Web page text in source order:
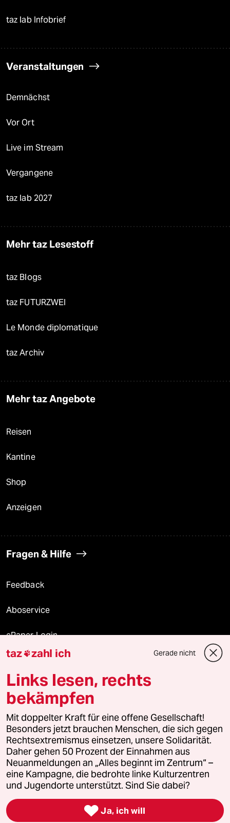
taz lab Infobrief
Veranstaltungen
Demnächst
Vor Ort
Live im Stream
Vergangene
taz lab 2027
Mehr taz Lesestoff
taz Blogs
taz FUTURZWEI
Le Monde diplomatique
taz Archiv
Mehr taz Angebote
Reisen
Kantine
Shop
Anzeigen
Fragen & Hilfe
Feedback
Aboservice
ePaper Login
Downloads für Abonnierende
© 2026 taz Verlags und Vertriebs GmbH
Alle Rechte vorbehalten. Bei rechtlichen Fragen oder für Genehmigungen
wenden Sie sich bitte an
lizenzen@taz.de
Feedback Redaktionsstatut Kommune-Richtlinien
Leitlinie Informant Datenschutz Impressum AGB
Seitenwende Einwilligungen widerrufen (Ads)
taz zahl ich Gerade nicht
Links lesen, rechts
bekämpfen
Mit doppelter Kraft für eine offene Gesellschaft!
Besonders jetzt brauchen Menschen, die sich gegen
Rechtsextremismus einsetzen, unsere Solidarität.
Daher gehen 50 Prozent der Einnahmen aus
Neuanmeldungen an „Alles beginnt im Zentrum“ –
eine Kampagne, die bedrohte linke Kulturzentren
und Jugendorte unterstützt. Sind Sie dabei?
 Ja, ich will